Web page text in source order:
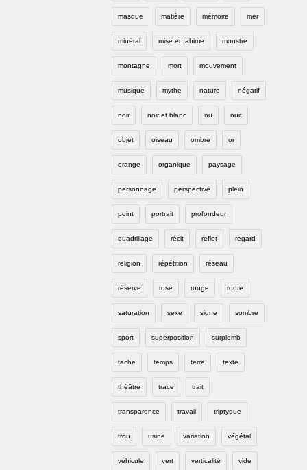
masque matière mémoire mer
minéral mise en abime monstre
montagne mort mouvement
musique mythe nature négatif
noir noir et blanc nu nuit
objet oiseau ombre or
orange organique paysage
personnage perspective plein
point portrait profondeur
quadrillage récit reflet regard
religion répétition réseau
réserve rose rouge route
saturation sexe signe sombre
sport superposition surplomb
tache temps terre texte
théâtre trace trait
transparence travail triptyque
trou usine variation végétal
véhicule vert verticalité vide